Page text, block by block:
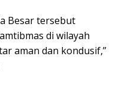
Besar tersebut
di wilayah
aman dan kondusif,”